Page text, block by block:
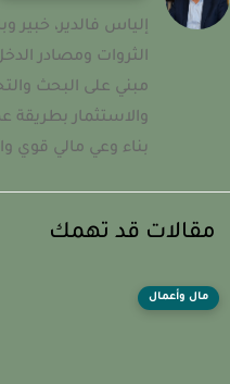
إلياس فالدير، خبير
الثروات ومصادر
مبني على البحث
والاستثمار بطريقة
بناء وعي مالي قوي
قد تهمك
مال وأعمال